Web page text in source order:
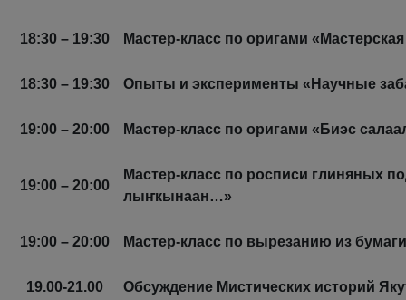
18:30 – 19:30 Мастер-класс по оригами
18:30 – 19:30 Опыты и эксперименты «Научные
19:00 – 20:00 Мастер-класс по оригами «Биэс
19:00 – 20:00
Мастер-класс по росписи глиняных
лыҥкынаан…»
19:00 – 20:00 Мастер-класс по вырезанию из
19.00-21.00 Обсуждение Мистических историй